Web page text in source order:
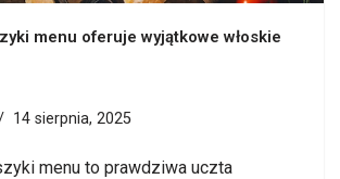
menu oferuje wyjątkowe włoskie
14 sierpnia, 2025
menu to prawdziwa uczta